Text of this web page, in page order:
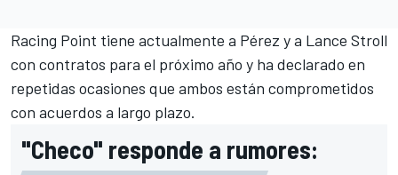
Racing Point tiene actualmente a Pérez y a Lance Stroll
con contratos para el próximo año y ha declarado en
repetidas ocasiones que ambos están comprometidos
con acuerdos a largo plazo.
"Checo" responde a rumores: